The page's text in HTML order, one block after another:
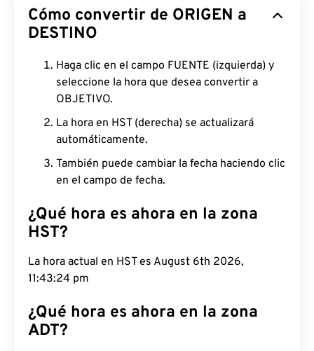
Cómo convertir de ORIGEN a
DESTINO
Haga clic en el campo FUENTE (izquierda) y
seleccione la hora que desea convertir a
OBJETIVO.
La hora en HST (derecha) se actualizará
automáticamente.
También puede cambiar la fecha haciendo clic
en el campo de fecha.
¿Qué hora es ahora en la zona
HST?
La hora actual en HST es August 6th 2026,
11:43:25 pm
¿Qué hora es ahora en la zona
ADT?